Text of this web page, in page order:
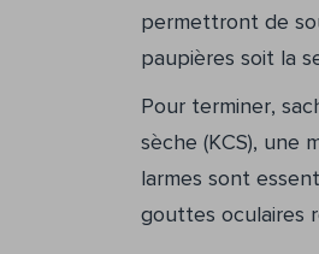
permettront de
paupières soit la
Pour terminer,
sèche (KCS), une
larmes sont
gouttes oculaires